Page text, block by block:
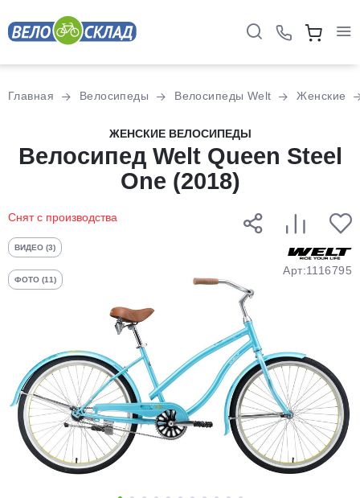
Главная Велосипеды Велосипеды Welt Женские
ЖЕНСКИЕ ВЕЛОСИПЕДЫ
Велосипед Welt Queen Steel
One (2018)
Снят с производства
ВИДЕО (3)
ФОТО (11)
Арт:1116795
Разбейте
оплатуна части
без переплат
График платежей
Добавляйте товары
в корзину
Оплачивайте сегодня только
25% картой любого банка